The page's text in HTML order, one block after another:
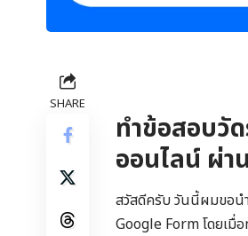
SHARE
ทำข้อสอบวั
ออนไลน์ ผ่
สวัสดีครับ วันนี้ผมขอน
Google Form โดยเมื่